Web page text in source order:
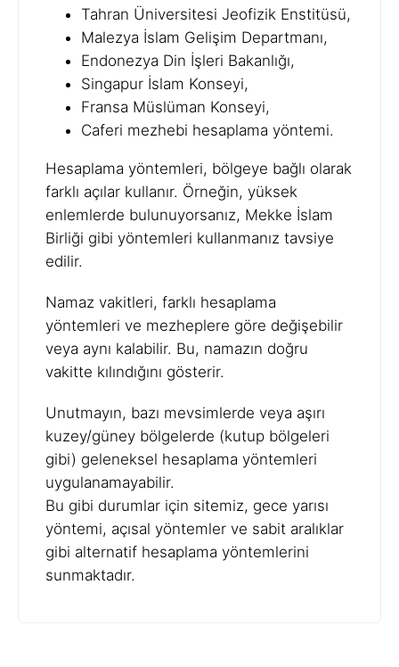
Tahran Üniversitesi Jeofizik Enstitüsü,
Malezya İslam Gelişim Departmanı,
Endonezya Din İşleri Bakanlığı,
Singapur İslam Konseyi,
Fransa Müslüman Konseyi,
Caferi mezhebi hesaplama yöntemi.
Hesaplama yöntemleri, bölgeye bağlı olarak
farklı açılar kullanır. Örneğin, yüksek
enlemlerde bulunuyorsanız, Mekke İslam
Birliği gibi yöntemleri kullanmanız tavsiye
edilir.
Namaz vakitleri, farklı hesaplama
yöntemleri ve mezheplere göre değişebilir
veya aynı kalabilir. Bu, namazın doğru
vakitte kılındığını gösterir.
Unutmayın, bazı mevsimlerde veya aşırı
kuzey/güney bölgelerde (kutup bölgeleri
gibi) geleneksel hesaplama yöntemleri
uygulanamayabilir.
Bu gibi durumlar için sitemiz, gece yarısı
yöntemi, açısal yöntemler ve sabit aralıklar
gibi alternatif hesaplama yöntemlerini
sunmaktadır.